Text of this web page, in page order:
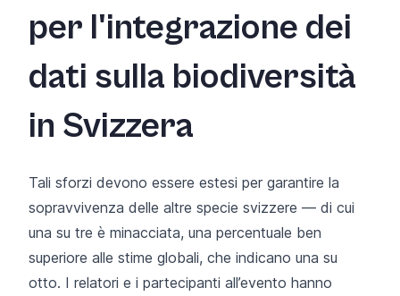
per l'integrazione dei
dati sulla biodiversità
in Svizzera
Tali sforzi devono essere estesi per garantire la
sopravvivenza delle altre specie svizzere — di cui
una su tre è minacciata, una percentuale ben
superiore alle stime globali, che indicano una su
otto. I relatori e i partecipanti all’evento hanno